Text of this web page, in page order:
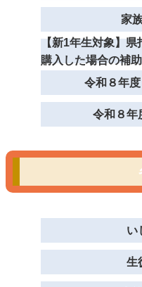
家
【新1年生対象】県
購入した場合の補
令和８年
令和８年
い
生